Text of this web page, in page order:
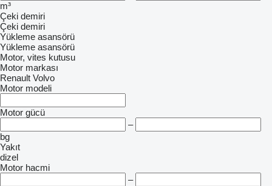
m³
Çeki demiri
Çeki demiri
Yükleme asansörü
Yükleme asansörü
Motor, vites kutusu
Motor markası
Renault Volvo
Motor modeli
Motor gücü
–
bg
Yakıt
dizel
Motor hacmi
–